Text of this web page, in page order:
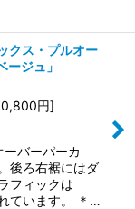
クス・プルオー
ジュ」
円]
バーパーカ
後ろ右裾にはダ
フィックは
ています。 ＊…